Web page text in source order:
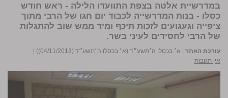
במדרשיית אלטה בצפת התוועדו הלילה - ראש חודש
כסלו - בנות המדרשייה לכבוד יום חגו של הרבי מתוך
ציפייה וגעגועים לזכות תיכף ומיד ממש שוב להתגלות
של הרבי לחסידים לעיני בשר.
עורכת האתר | א׳ בכסלו ה׳תשע״ד (א׳ בכסלו ה׳תשע״ד (04/11/2013))
|
אין תגובות